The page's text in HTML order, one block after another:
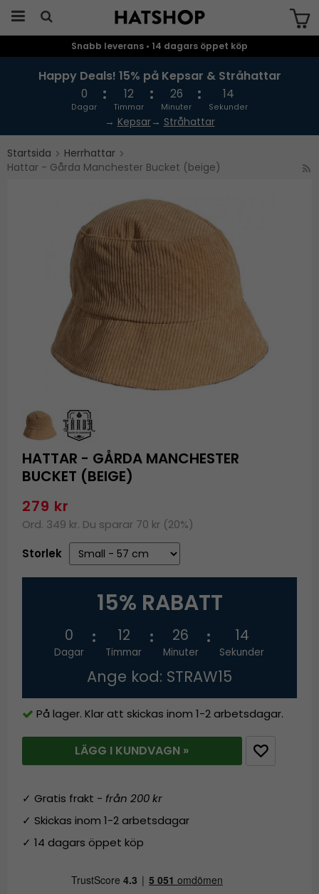
Snabb leverans • 14 dagars öppet köp
Happy Deals! 15% på Kepsar & Stråhattar
0
Dagar
12
Timmar
26
Minuter
13
Sekunder
→ Kepsar→ Stråhattar
Startsida
Herrhattar
Hattar - Gårda Manchester Bucket (beige)
HATTAR - GÅRDA MANCHESTER
BUCKET (BEIGE)
279 kr
Ord. 349 kr. Du sparar 70 kr (20%)
Storlek
15% RABATT
0
Dagar
12
Timmar
26
Minuter
13
Sekunder
Ange kod: STRAW15
På lager. Klar att skickas inom 1-2 arbetsdagar.
LÄGG I KUNDVAGN »
✓ Gratis frakt -från 200 kr
✓ Skickas inom 1-2 arbetsdagar
✓ 14 dagars öppet köp